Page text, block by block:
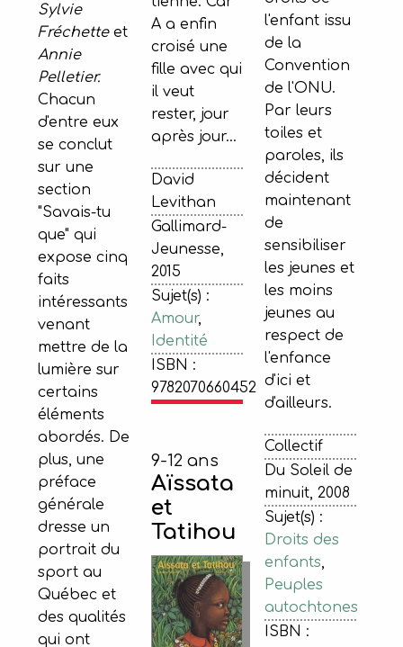
Sylvie
Fréchetteet
Annie
Pelletier.
Chacun
d'entre eux
se conclut
sur une
section
"Savais-tu
que" qui
expose cinq
faits
intéressants
venant
mettre de la
lumière sur
certains
éléments
abordés. De
plus, une
préface
générale
dresse un
portrait du
sport au
Québec et
des qualités
qui ont
A a enfin
croisé une
fille avec qui
il veut
rester, jour
après jour...
David
Levithan
Gallimard-
Jeunesse,
2015
Sujet(s) :
Amour,
Identité
ISBN :
9782070660452
l'enfant issu
de la
Convention
de l'ONU.
Par leurs
toiles et
paroles, ils
décident
maintenant
de
sensibiliser
les jeunes et
les moins
jeunes au
respect de
l'enfance
d'ici et
d'ailleurs.
Collectif
Du Soleil de
minuit, 2008
Sujet(s) :
Droits des
enfants,
Peuples
autochtones
ISBN :
9-12 ans
Aïssata
et
Tatihou